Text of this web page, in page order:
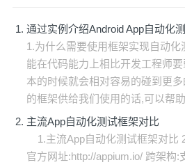
通过实例介绍Android App自动化
1.为什么需要使用框架实现自动
能在代码能力上相比开发工程师
本的时候就会相对容易的碰到更
的框架供给我们使用的话,可以帮
主流App自动化测试框架对比
1.主流App自动化测试框架对比
官方网址:http://appium.io/ 跨架构: